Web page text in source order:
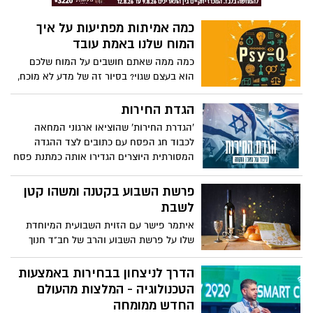
כמה אמיתות מפתיעות על איך
המוח שלנו באמת עובד
כמה ממה שאתם חושבים על המוח שלכם
הוא בעצם שגוי? בסיור זה של מדע לא מוכח,
בן אמברידג' עובר על 10 רעיונות פופולריים על
פסיכולוגיה שהתבדו - וחושף כמה אמיתות
הגדת החירות
'הגדרת החירות' שהוציאו ארגוני המחאה
לכבוד חג הפסח עם כתובים לצד ההגדה
המסורתית היוצרים הגדירו אותה כמתנת פסח
פרשת השבוע בקטנה ומשהו קטן
לשבת
איתמר פישר עם הזוית השבועית המיוחדת
שלו על פרשת השבוע והרב של חב"ד חנוך
גכטמן עם משהו קטן לנשמה. שבת שלום!
הדרך לניצחון בבחירות באמצעות
הטכנולוגיה - המלצות מהעולם
החדש ממומחה